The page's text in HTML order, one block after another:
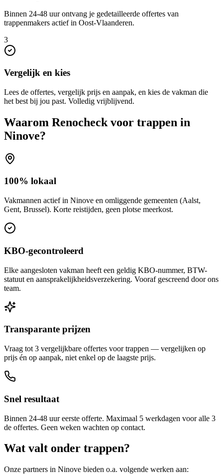
Binnen 24-48 uur ontvang je gedetailleerde offertes van
trappenmakers actief in Oost-Vlaanderen.
3
Vergelijk en kies
Lees de offertes, vergelijk prijs en aanpak, en kies de vakman die
het best bij jou past. Volledig vrijblijvend.
Waarom Renocheck voor trappen in
Ninove?
100% lokaal
Vakmannen actief in Ninove en omliggende gemeenten (Aalst,
Gent, Brussel). Korte reistijden, geen plotse meerkost.
KBO-gecontroleerd
Elke aangesloten vakman heeft een geldig KBO-nummer, BTW-
statuut en aansprakelijkheidsverzekering. Vooraf gescreend door ons
team.
Transparante prijzen
Vraag tot 3 vergelijkbare offertes voor trappen — vergelijken op
prijs én op aanpak, niet enkel op de laagste prijs.
Snel resultaat
Binnen 24-48 uur eerste offerte. Maximaal 5 werkdagen voor alle 3
de offertes. Geen weken wachten op contact.
Wat valt onder trappen?
Onze partners in Ninove bieden o.a. volgende werken aan: